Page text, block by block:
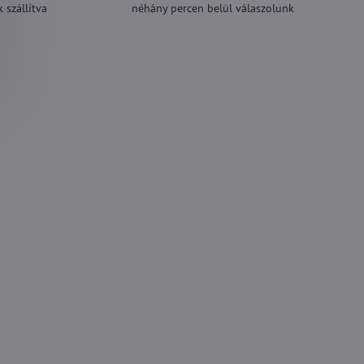
szállítva néhány percen belül válaszolunk